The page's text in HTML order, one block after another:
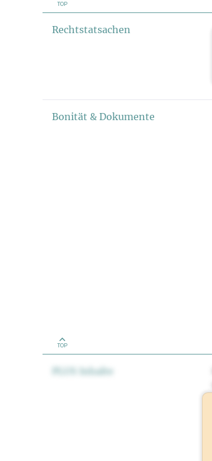
TOP
Rechtstatsachen
Bonität & Dokumente
TOP
PLUS Inhalte